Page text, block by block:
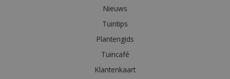
Nieuws
Tuintips
Plantengids
Tuincafé
Klantenkaart